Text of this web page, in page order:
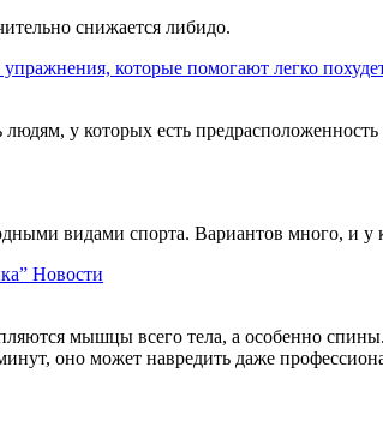
снижается либидо.
которые помогают легко
у которых есть
видами спорта. Вариантов много, и
Новости
мышцы всего тела, а особенно
оно может навредить даже